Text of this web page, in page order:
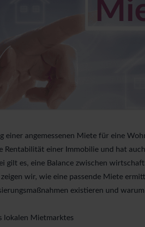
einer angemessenen Miete für eine
Rentabilität einer Immobilie und hat
gilt es, eine Balance zwischen
zeigen wir, wie eine passende Miete
existieren und
lokalen Mietmarktes